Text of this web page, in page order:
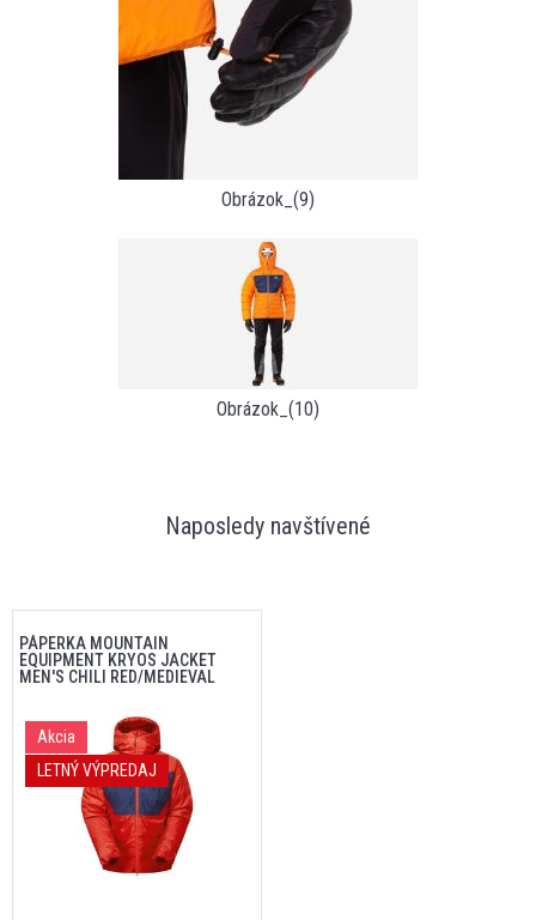
Obrázok_(9)
Obrázok_(10)
Naposledy navštívené
PÁPERKA MOUNTAIN
EQUIPMENT KRYOS JACKET
MEN'S CHILI RED/MEDIEVAL
Akcia
LETNÝ VÝPREDAJ